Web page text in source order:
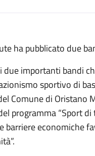
ha pubblicato due
due importanti bandi
sportivo di
Comune di Oristano
programma “Sport
barriere economiche